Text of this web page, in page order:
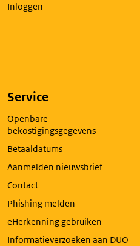
Inloggen
Service
Openbare
bekostigingsgegevens
Betaaldatums
Aanmelden nieuwsbrief
Contact
Phishing melden
eHerkenning gebruiken
Informatieverzoeken aan DUO